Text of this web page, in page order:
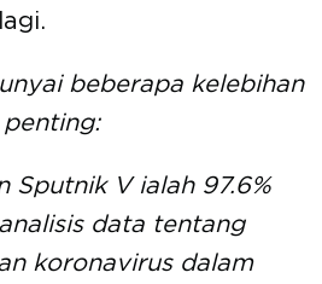
beberapa kelebihan
penting:
Sputnik V ialah 97.6%
data tentang
koronavirus dalam